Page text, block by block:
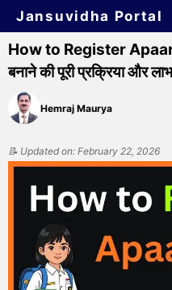
Jansuvidha Portal
How to Register Apaar
बनाने की पूरी प्रक्रिया और लाभ
Hemraj Maurya
📝 Updated on: February 22, 2026